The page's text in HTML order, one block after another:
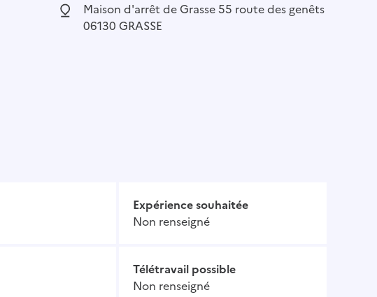
Localisation :
Maison d'arrêt de Grasse 55 route des genêts
06130 GRASSE
Expérience souhaitée
Non renseigné
Télétravail possible
Non renseigné